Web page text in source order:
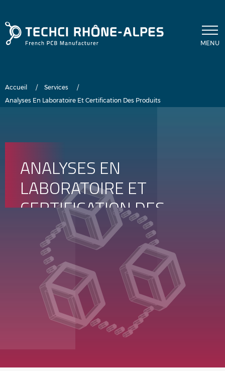
MENU
Fil d'Ariane
Accueil
Services
Analyses En Laboratoire Et Certification Des Produits
ANALYSES EN
LABORATOIRE ET
CERTIFICATION DES
PRODUITS
Analyse de la qualité des
processus et des produits, nos
laboratoires.